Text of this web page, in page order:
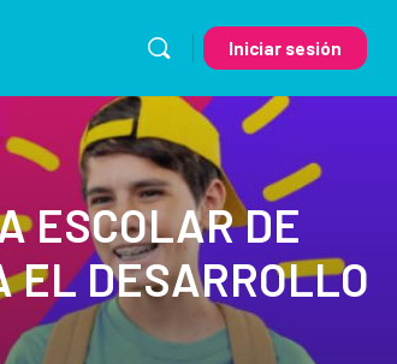
Iniciar sesión
ESCOLAR DE
EL DESARROLLO